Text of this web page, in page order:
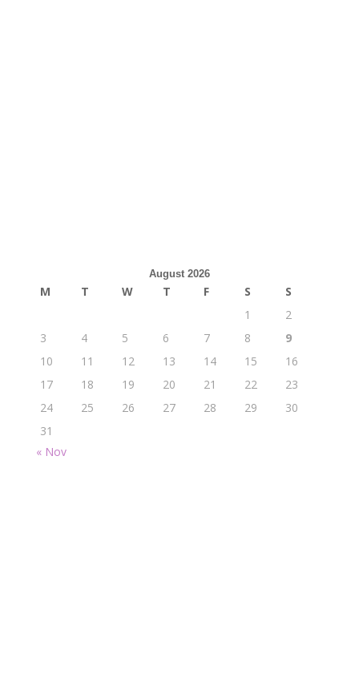
August 2026
M T W T F S
S
1
2
3
4 5 6 7 8
9
10
11 12 13 14 15
16
17
18 19 20 21 22
23
24
25 26 27 28 29
30
31
« Nov